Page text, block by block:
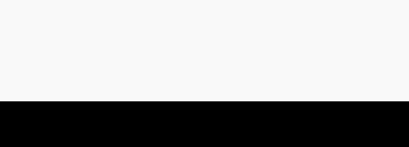
Ürün resmi kalitesiz, bozuk veya görüntülenemiyor.